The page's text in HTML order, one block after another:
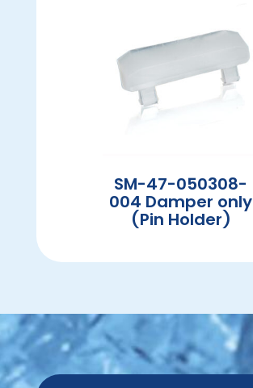
SM-47-050308-
004 Damper only
(Pin Holder)